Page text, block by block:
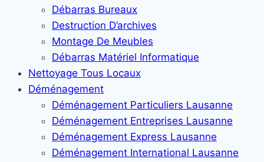
Débarras Bureaux
Destruction D’archives
Montage De Meubles
Débarras Matériel Informatique
Nettoyage Tous Locaux
Déménagement
Déménagement Particuliers Lausanne
Déménagement Entreprises Lausanne
Déménagement Express Lausanne
Déménagement International Lausanne